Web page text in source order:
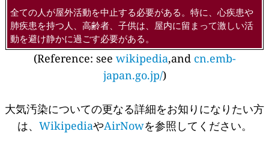
全ての人が屋外活動を中止する必要がある。特に、心疾患や
肺疾患を持つ人、高齢者、子供は、屋内に留まって激しい活
動を避け静かに過ごす必要がある。
(Reference: see wikipedia,and cn.emb-
japan.go.jp/)
大気汚染についての更なる詳細をお知りになりたい方
は、 WikipediaやAirNowを参照してください。